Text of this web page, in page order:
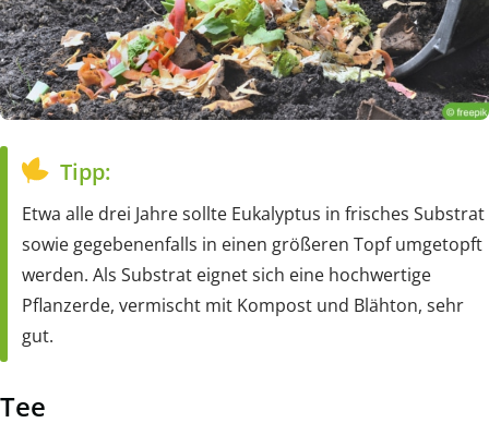
Tipp:
Etwa alle drei Jahre sollte Eukalyptus in frisches Substrat
sowie gegebenenfalls in einen größeren Topf umgetopft
werden. Als Substrat eignet sich eine hochwertige
Pflanzerde, vermischt mit Kompost und Blähton, sehr
gut.
Tee